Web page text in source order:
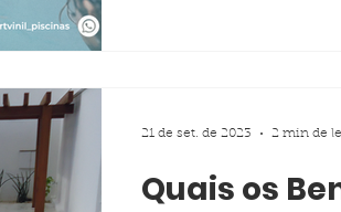
Quais os
21 de set. de 2023 2 min de